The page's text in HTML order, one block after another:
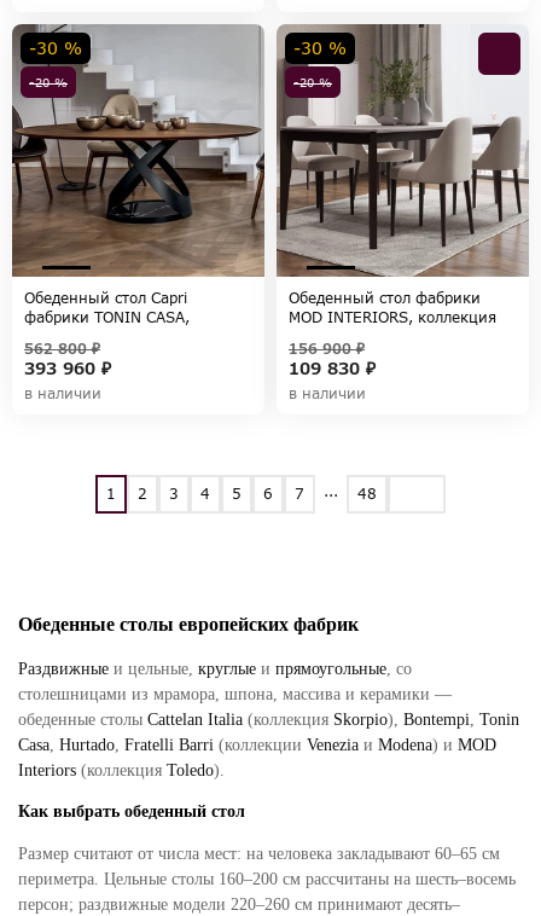
-20 %
-30 %
Обеденный стол Capri
фабрики TONIN CASA,
393 960 ₽
562 800 ₽
в наличии
-20 %
-30 %
Обеденный стол фабрики
MOD INTERIORS, коллекция
109 830 ₽
156 900 ₽
в наличии
1 2 3 4 5 6 7 ... 48
Обеденные столы европейских фабрик
Раздвижные и цельные, круглые и прямоугольные, со
столешницами из мрамора, шпона, массива и керамики —
обеденные столы Cattelan Italia (коллекция Skorpio), Bontempi, Tonin
Casa, Hurtado, Fratelli Barri (коллекции Venezia и Modena) и MOD
Interiors (коллекция Toledo).
Как выбрать обеденный стол
Размер считают от числа мест: на человека закладывают 60–65 см
периметра. Цельные столы 160–200 см рассчитаны на шесть–восемь
персон; раздвижные модели 220–260 см принимают десять–